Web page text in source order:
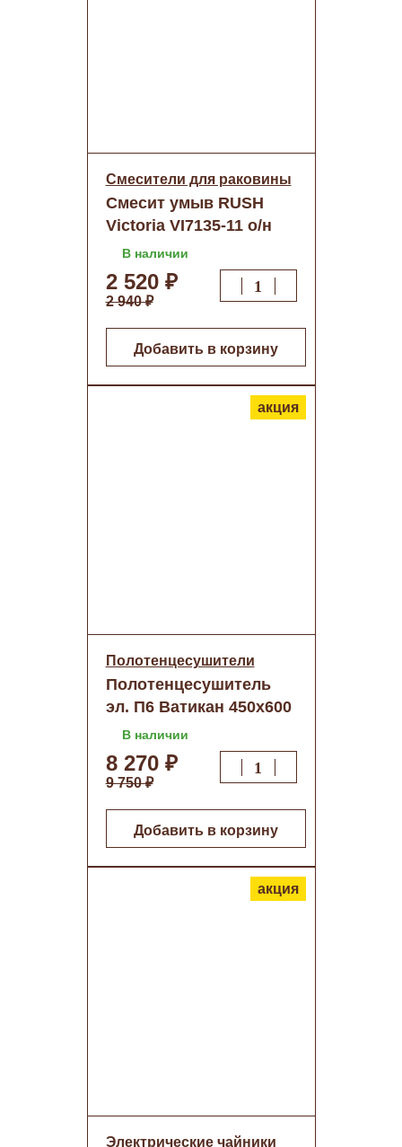
Смесители для раковины
Смесит умыв RUSH
Victoria VI7135-11 о/н
В наличии
2 520 ₽
2 940 ₽
Добавить в корзину
акция
Полотенцесушители
Полотенцесушитель
эл. П6 Ватикан 450x600
(встр.диммер) RAL
9005 матовый о/н
В наличии
8 270 ₽
9 750 ₽
Добавить в корзину
акция
Электрические чайники